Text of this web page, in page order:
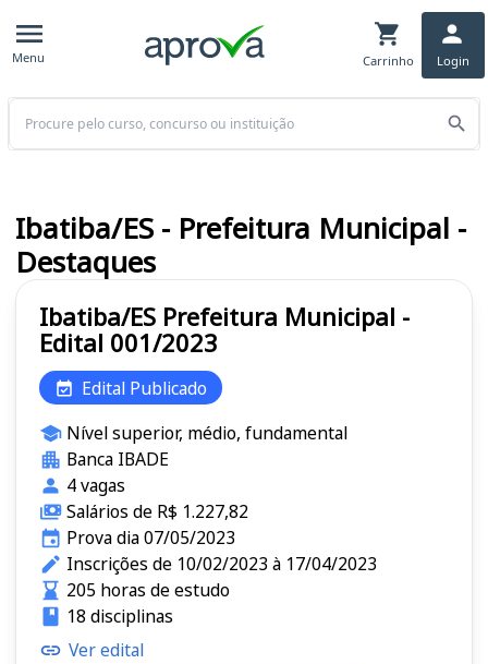
Menu Carrinho Login
Buscar
Ibatiba/ES Prefeitura Municipal -
Edital 001/2023
Edital Publicado
Nível superior, médio, fundamental
Banca IBADE
4 vagas
Salários de R$ 1.227,82
Prova dia 07/05/2023
Inscrições de 10/02/2023 à 17/04/2023
205 horas de estudo
18 disciplinas
Ver edital
Ibatiba/ES - Prefeitura Municipal -
Destaques